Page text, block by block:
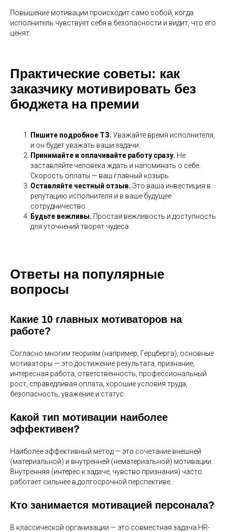
Повышение мотивации происходит само собой, когда
исполнитель чувствует себя в безопасности и видит, что его
ценят.
Практические советы: как
заказчику мотивировать без
бюджета на премии
Пишите подробное ТЗ. Уважайте время исполнителя,
и он будет уважать ваши задачи.
Принимайте и оплачивайте работу сразу. Не
заставляйте человека ждать и напоминать о себе.
Скорость оплаты — ваш главный козырь.
Оставляйте честный отзыв. Это ваша инвестиция в
репутацию исполнителя и в ваше будущее
сотрудничество.
Будьте вежливы. Простая вежливость и доступность
для уточнений творят чудеса.
Ответы на популярные
вопросы
Какие 10 главных мотиваторов на
работе?
Согласно многим теориям (например, Герцберга), основные
мотиваторы — это достижение результата, признание,
интересная работа, ответственность, профессиональный
рост, справедливая оплата, хорошие условия труда,
безопасность, уважение и статус.
Какой тип мотивации наиболее
эффективен?
Наиболее эффективный метод — это сочетание внешней
(материальной) и внутренней (нематериальной) мотивации.
Внутренняя (интерес к задаче, чувство признания) часто
работает сильнее в долгосрочной перспективе.
Кто занимается мотивацией персонала?
В классической организации — это совместная задача HR-